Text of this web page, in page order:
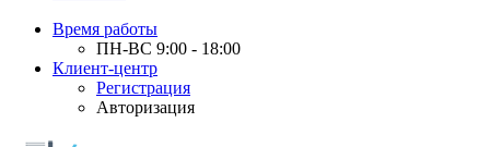
Время работы
ПН-ВС 9:00 - 18:00
Клиент-центр
Регистрация
Авторизация